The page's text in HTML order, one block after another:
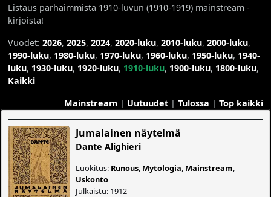
Listaus parhaimmista 1910-luvun (1910-1919) mainstream -
kirjoista!
Vuodet:2026,2025,2024,2020-luku,2010-luku,2000-luku,
1990-luku, 1980-luku, 1970-luku, 1960-luku, 1950-luku, 1940-
luku, 1930-luku, 1920-luku, 1910-luku, 1900-luku, 1800-luku,
Kaikki
Mainstream | Uutuudet| Tulossa | Top kaikki
Jumalainen näytelmä
Dante Alighieri
Luokitus: Runous Mytologia Mainstream
Uskonto
Julkaistu: 1912